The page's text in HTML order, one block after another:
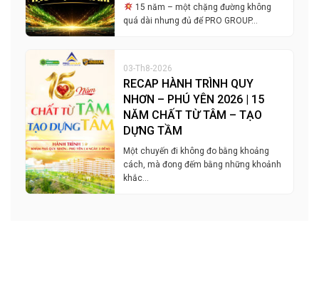
15 năm – một chặng đường không
quá dài nhưng đủ để PRO GROUP…
03-Th8-2026
RECAP HÀNH TRÌNH QUY
NHƠN – PHÚ YÊN 2026 | 15
NĂM CHẤT TỪ TÂM – TẠO
DỰNG TẦM
Một chuyến đi không đo bằng khoảng
cách, mà đong đếm bằng những khoảnh
khắc…